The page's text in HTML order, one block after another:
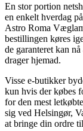
En stor portion
en enkelt hverdag
Astro Roma
bestillingen køres
de garanteret kan
drager hjemad.
Visse e-butikker
kun hvis der købes
for den mest
sig ved Helsingør,
at bringe din ordre